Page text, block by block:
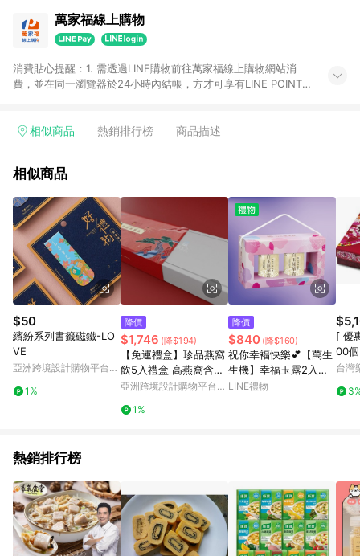
萬家福線上購物
消費貼心提醒：1. 需透過LINE購物前往萬家福線上購物網站消
費，並在同一瀏覽器於24小時內結帳，方才可享有LINE POINTS
4. 不具回饋資格種類商品：電子禮券。 5. 回饋點數計算將排除訂
錄，相關問題請於保留時間內聯絡客服中心，並由康達盛通生活
提供簡單、快速、輕鬆的購物流程及體驗，將不定期推出精選、
話題性或期間限定商品來滿足您的喜好。
相似商品 熱銷排行榜 商品描述
相似商品
$50
繽紛系列書籤磁鐵-LO
VE
亞洲跨境設計購物平台
1%
降價
$1,746 (降$194)
【免運禮盒】珍品燕窩
飲5入禮盒 高燕窩含量
送禮實惠大方
亞洲跨境設計購物平台
1%
降價
$840 (降$160)
祝你幸褔快樂💕【萬生
生機】幸福玉露2入禮
盒/4盒
LINE禮物
[ 優
00個
台灣
熱銷排行榜